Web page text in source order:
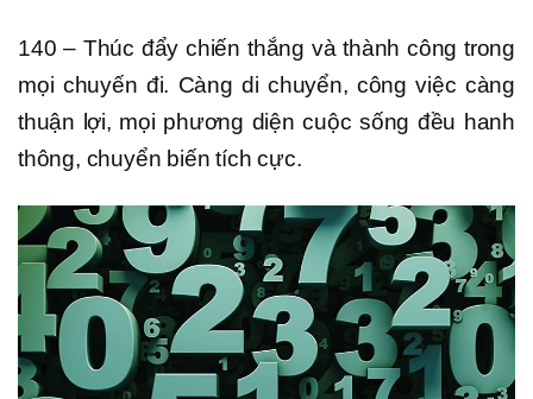
140 – Thúc đẩy chiến thắng và thành công trong
mọi chuyến đi. Càng di chuyển, công việc càng
thuận lợi, mọi phương diện cuộc sống đều hanh
thông, chuyển biến tích cực.